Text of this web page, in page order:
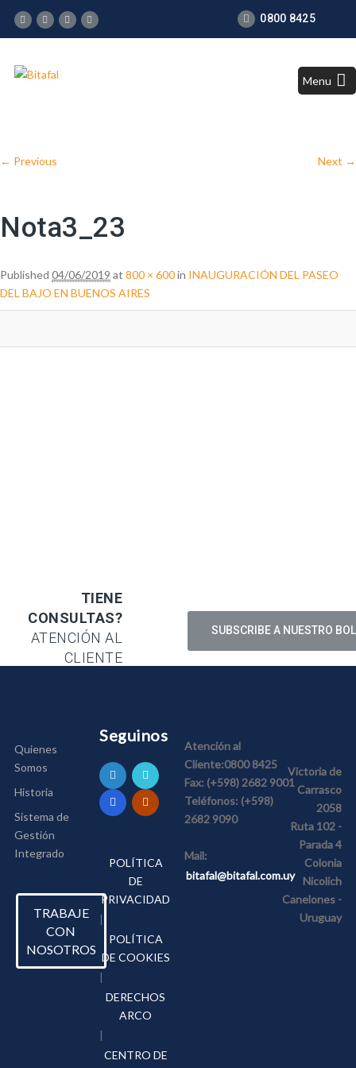
0800 8425
Menu
Image navigation
← Previous Next →
Nota3_23
Published 04/06/2019 at 800 × 600in INAUGURACIÓN DEL PASEO
DEL BAJO EN BUENOS AIRES
TIENE
CONSULTAS?
ATENCIÓN AL
CLIENTE
Quienes
Somos
Historia
Sistema de
Gestión
Integrado
TRABAJE
CON
NOSOTROS
Seguinos
POLÍTICA
DE
PRIVACIDAD
|
POLÍTICA
DE COOKIES
|
DERECHOS
ARCO
|
CENTRO DE
Atención al
Cliente:0800 8425
Fax: (+598) 2682 9001
Teléfonos: (+598)
2682 9090
Mail:
bitafal@bitafal.com.uy
Victoria de
Carrasco
2058
Ruta 102 -
Parada 4
Colonia
Nicolich
Canelones -
Uruguay